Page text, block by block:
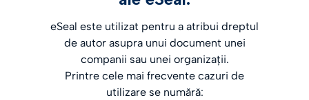
eSeal este utilizat pentru a atribui dreptul
de autor asupra unui document unei
companii sau unei organizații.
Printre cele mai frecvente cazuri de
utilizare se numără: